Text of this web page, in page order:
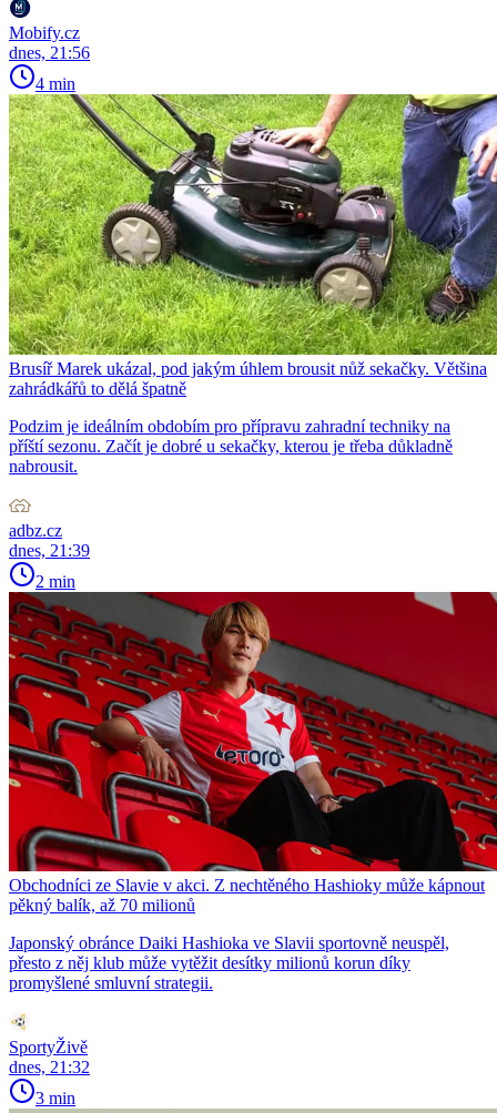
Mobify.cz
dnes, 21:56
4 min
Brusíř Marek ukázal, pod jakým úhlem brousit nůž sekačky. Většina
zahrádkářů to dělá špatně
Podzim je ideálním obdobím pro přípravu zahradní techniky na
příští sezonu. Začít je dobré u sekačky, kterou je třeba důkladně
nabrousit.
adbz.cz
dnes, 21:39
2 min
Obchodníci ze Slavie v akci. Z nechtěného Hashioky může kápnout
pěkný balík, až 70 milionů
Japonský obránce Daiki Hashioka ve Slavii sportovně neuspěl,
přesto z něj klub může vytěžit desítky milionů korun díky
promyšlené smluvní strategii.
SportyŽivě
dnes, 21:32
3 min